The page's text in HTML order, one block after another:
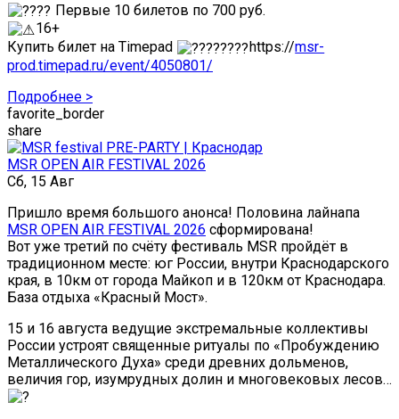
Первые 10 билетов по 700 руб.
16+
Купить билет на Timepad
https://msr-
prod.timepad.ru/event/4050801/
Подробнее >
favorite_border
share
MSR OPEN AIR FESTIVAL 2026
Сб, 15 Авг
Пришло время большого анонса! Половина лайнапа
MSR OPEN AIR FESTIVAL 2026 сформирована!
Вот уже третий по счёту фестиваль MSR пройдёт в
традиционном месте: юг России, внутри Краснодарского
края, в 10км от города Майкоп и в 120км от Краснодара.
База отдыха «Красный Мост».
15 и 16 августа ведущие экстремальные коллективы
России устроят священные ритуалы по «Пробуждению
Металлического Духа» среди древних дольменов,
величия гор, изумрудных долин и многовековых лесов…